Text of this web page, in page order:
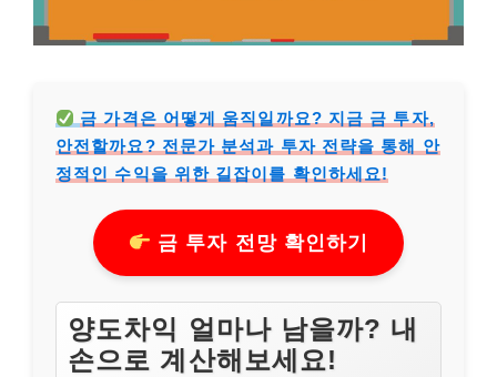
금 가격은 어떻게 움직일까요? 지금 금 투자,
안전할까요? 전문가 분석과 투자 전략을 통해 안
정적인 수익을 위한 길잡이를 확인하세요!
금 투자 전망 확인하기
양도차익 얼마나 남을까? 내
손으로 계산해보세요!